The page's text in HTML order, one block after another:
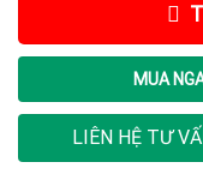
MUA
LIÊN HỆ TƯ